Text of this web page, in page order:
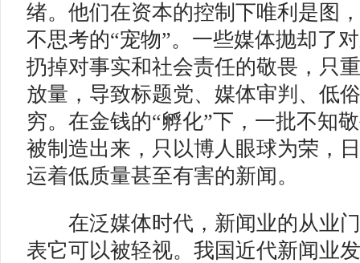
绪。他们在资本的控制下唯利是图
不思考的“宠物”。一些媒体抛却了
扔掉对事实和社会责任的敬畏，只
放量，导致标题党、媒体审判、低
穷。在金钱的“孵化”下，一批不知
被制造出来，只以博人眼球为荣，
运着低质量甚至有害的新闻。
在泛媒体时代，新闻业的从业门
表它可以被轻视。我国近代新闻业